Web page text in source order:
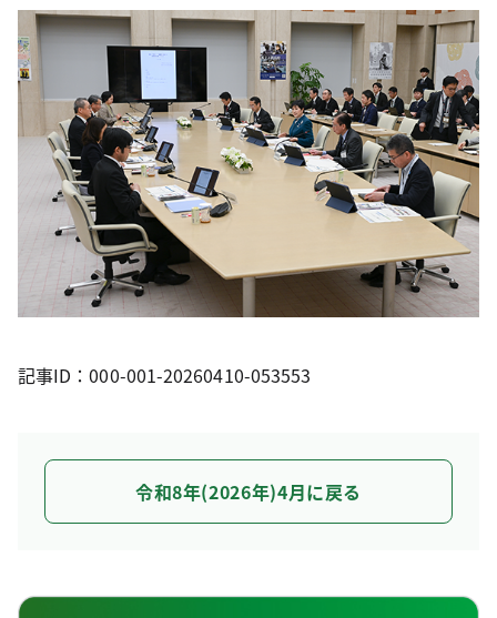
記事ID：000-001-20260410-053553
令和8年(2026年)4月に戻る